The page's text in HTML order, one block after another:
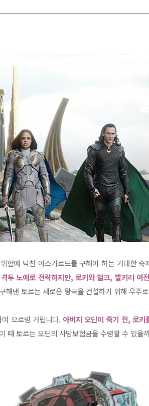
험에 닥친 아스가르드를 구해야 하는 거대한 숙
투 노예로 전락하지만, 로키와 헐크, 발키리 여
해낸 토르는 새로운 왕국을 건설하기 위해 우주
으르렁 거립니다. 아버지 오딘이 죽기 전, 로키
때 토르는 오딘의 사망보험금을 수령할 수 있을